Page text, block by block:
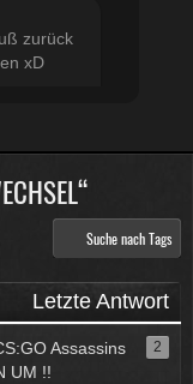
zurück
xD
13:47Suche nach Tags
Letzte Antwort
Assassins
UM !!
2